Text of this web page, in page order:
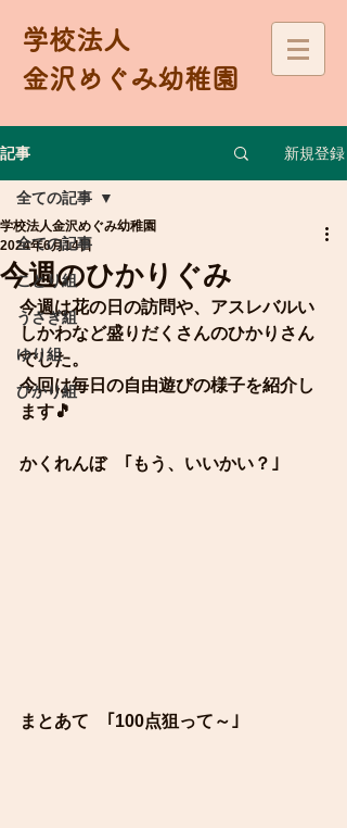
学校法人
金沢めぐみ幼稚園
記事 新規登録
全ての記事
ことり組
うさぎ組
ゆり組
ひかり組
全ての記事
今週のひかりぐみ
学校法人金沢めぐみ幼稚園
2024年6月14日
今週は花の日の訪問や、アスレバルい
しかわなど盛りだくさんのひかりさん
でした。
今回は毎日の自由遊びの様子を紹介し
ます🎵
かくれんぼ　｢もう、いいかい？｣
まとあて　｢100点狙って～｣